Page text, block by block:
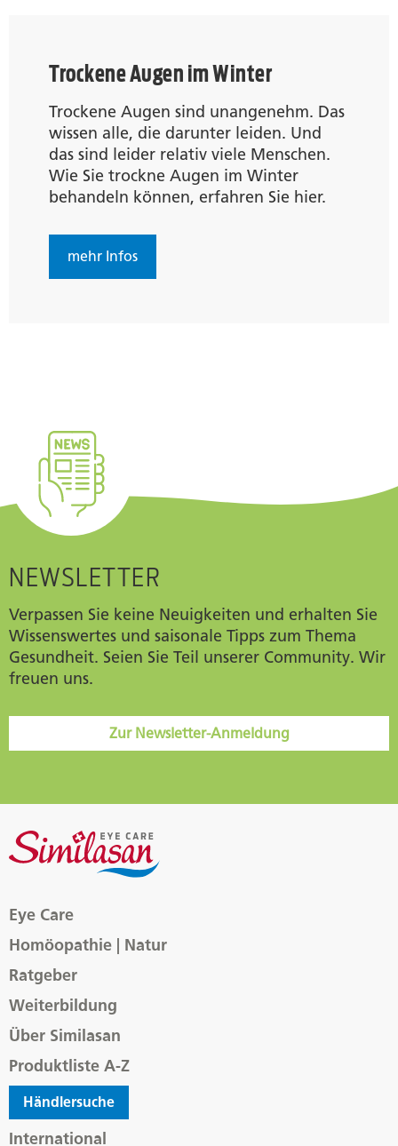
Trockene Augen im Winter
Trockene Augen sind unangenehm. Das
wissen alle, die darunter leiden. Und
das sind leider relativ viele Menschen.
Wie Sie trockne Augen im Winter
behandeln können, erfahren Sie hier.
mehr Infos
NEWSLETTER
Verpassen Sie keine Neuigkeiten und erhalten Sie
Wissenswertes und saisonale Tipps zum Thema
Gesundheit. Seien Sie Teil unserer Community. Wir
freuen uns.
Zur Newsletter-Anmeldung
Eye Care
Homöopathie | Natur
Ratgeber
Weiterbildung
Über Similasan
Produktliste A-Z
Händlersuche
International